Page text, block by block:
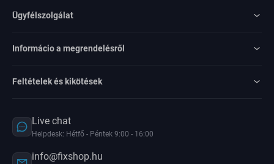
Ügyfélszolgálat
Informácio a megrendelésről
Feltételek és kikötések
Live chat
Helpdesk: Hétfő - Péntek 9:00 - 16:00
info@fixshop.hu